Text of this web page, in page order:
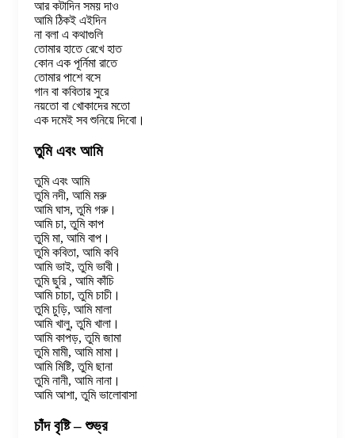
আর কটাদিন সময় দাও
আমি ঠিকই এইদিন
না বলা এ কথাগুলি
তোমার হাতে রেখে হাত
কোন এক পূর্নিমা রাতে
তোমার পাশে বসে
গান বা কবিতার সুরে
নয়তো বা খোকাদের মতো
এক দমেই সব শুনিয়ে দিবো।
তুমি এবং আমি
তুমি এবং আমি
তুমি নদী, আমি মরু
আমি ঘাস, তুমি গরু।
আমি চা, তুমি কাপ
তুমি মা, আমি বাপ।
তুমি কবিতা, আমি কবি
আমি ভাই, তুমি ভাবী।
তুমি ছুরি , আমি কাঁচি
আমি চাচা, তুমি চাচী।
তুমি চুড়ি, আমি মালা
আমি খালু, তুমি খালা।
আমি কাপড়, তুমি জামা
তুমি মামী, আমি মামা।
আমি মিষ্টি, তুমি ছানা
তুমি নানী, আমি নানা।
আমি আশা, তুমি ভালোবাসা
চাঁদ বৃষ্টি – শুভ্র